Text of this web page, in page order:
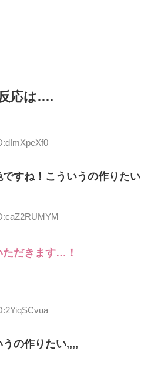
応は….
すね！こういうの作りたい
だきます…！
の作りたい,,,,